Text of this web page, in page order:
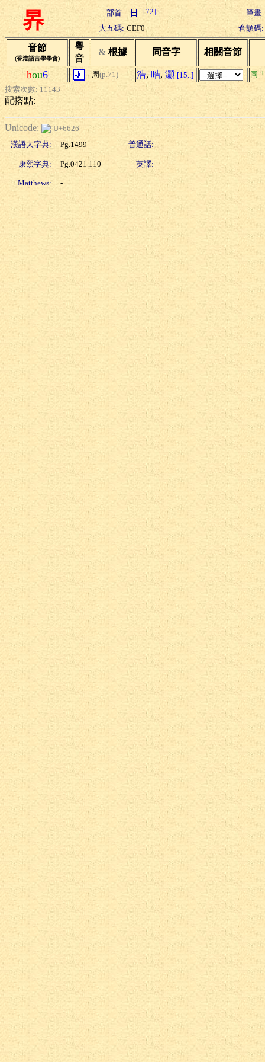
昦 部首: [72]
筆畫:
大五碼: CEF0 倉頡碼:
音節
(香港語言學學會)
粵
音
& 根據 同音字 相關音節
hou6 周(p.71) 浩, 哠, 灝 [15..]
同
搜索次數: 11143
配搭點:
Unicode:
U+6626
漢語大字典:
Pg.1499 普通話:
康熙字典: Pg.0421.110 英譯:
Matthews: -